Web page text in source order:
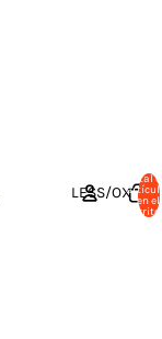
LESS/OX
Total
en el